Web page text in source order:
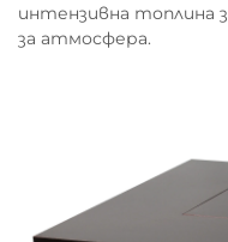
интензивна топлина
за атмосфера.